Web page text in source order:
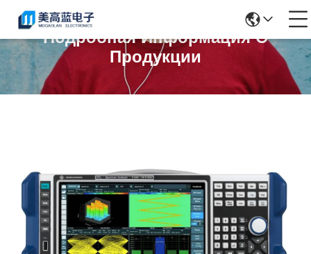
Подробная Информация О
Продукции